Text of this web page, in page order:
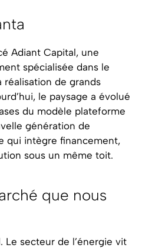
Adiant Capital, une
spécialisée dans le
de grands
le paysage a évolué
du modèle plateforme
génération de
qui intègre financement,
sous un même toit.
que nous
Le secteur de l’énergie vit